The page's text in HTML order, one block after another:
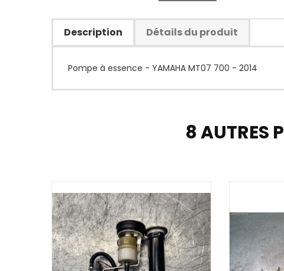
Description Détails du produit
Pompe à essence - YAMAHA MT07 700 - 2014
8 AUTRES